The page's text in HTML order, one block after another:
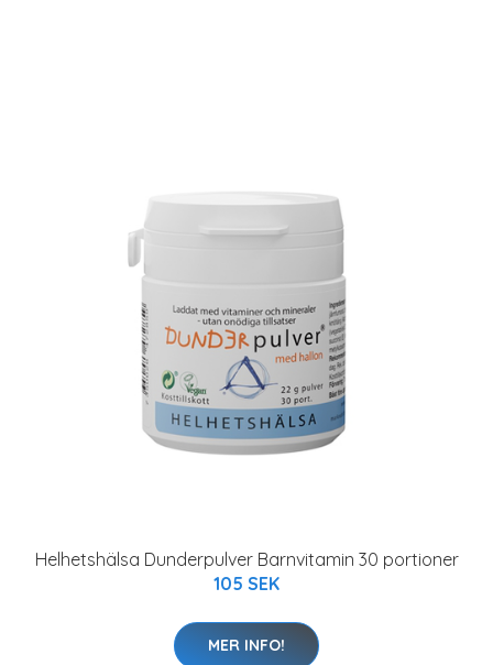
Helhetshälsa Dunderpulver Barnvitamin 30 portioner
105 SEK
MER INFO!